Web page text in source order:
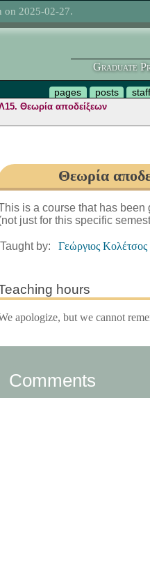
on 2025-02-27.
Graduate
pages posts staff
Θεωρία αποδείξεων
Θεωρία
is a course that has been
just for this specific
Taught by: Γεώργιος Κολέτσος
hours
apologize, but we cannot
Comments